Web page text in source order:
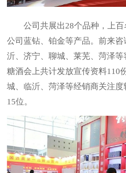
公司共展出28个品种，上
公司蓝钻、铂金等产品。前来
沂、济宁、聊城、莱芜、菏泽
糖酒会上共计发放宣传资料110
城、临沂、菏泽等经销商关注
15位。